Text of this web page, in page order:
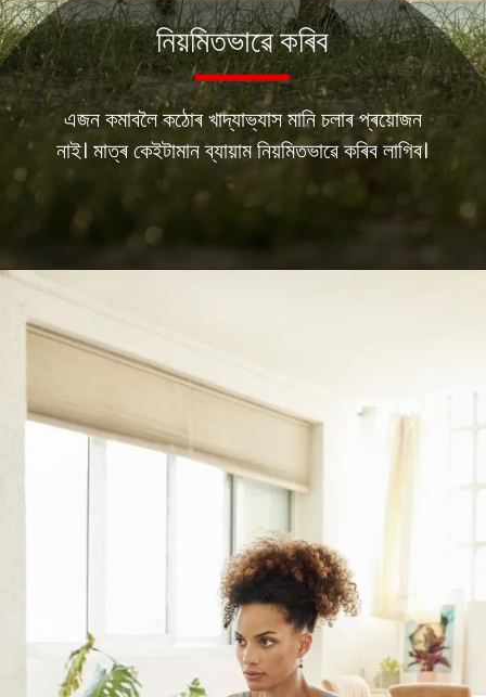
এজন কমাবলৈ কঠোৰ খাদ্যাভ্যাস মানি চলাৰ প্ৰয়োজন
নাই। মাত্ৰ কেইটামান ব্যায়াম নিয়মিতভাৱে কৰিব লাগিব।
নিয়মিতভাৱে কৰিব